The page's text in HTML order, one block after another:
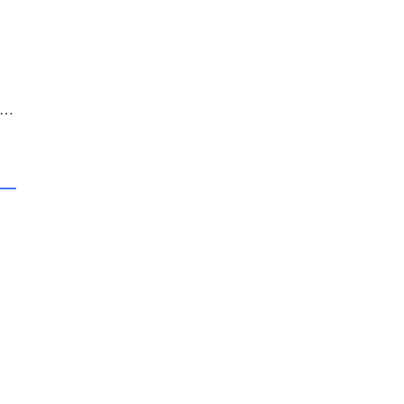
下一篇: Chrome浏览器下载失败提示访问受限该如何切换网络环境